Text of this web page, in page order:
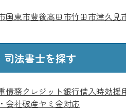
国東市豊後高田市竹田市津久見
法書士を探す
債務クレジット銀行借入時効援
会社破産ヤミ金対応